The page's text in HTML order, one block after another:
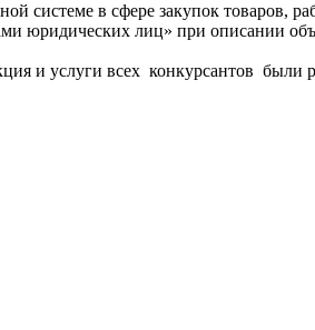
системе в сфере закупок товаров,
юридических лиц» при описании
и услуги всех конкурсантов были